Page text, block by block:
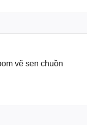
vẽ sen chuồn